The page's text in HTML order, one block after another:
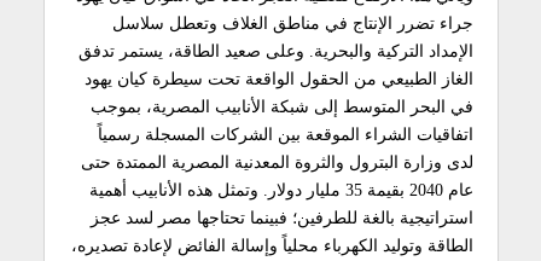
جراء تضرر الإنتاج في مناطق الغلاف وتعطل سلاسل
الإمداد التركية والبحرية. وعلى صعيد الطاقة، يستمر تدفق
الغاز الطبيعي من الحقول الواقعة تحت سيطرة كيان يهود
في البحر المتوسط إلى شبكة الأنابيب المصرية، بموجب
اتفاقيات الشراء الموقعة بين الشركات المسجلة رسمياً
لدى وزارة البترول والثروة المعدنية المصرية الممتدة حتى
عام 2040 بقيمة 35 مليار دولار. وتمثل هذه الأنابيب أهمية
استراتيجية بالغة للطرفين؛ فبينما تحتاجها مصر لسد عجز
الطاقة وتوليد الكهرباء محلياً وإسالة الفائض لإعادة تصديره،